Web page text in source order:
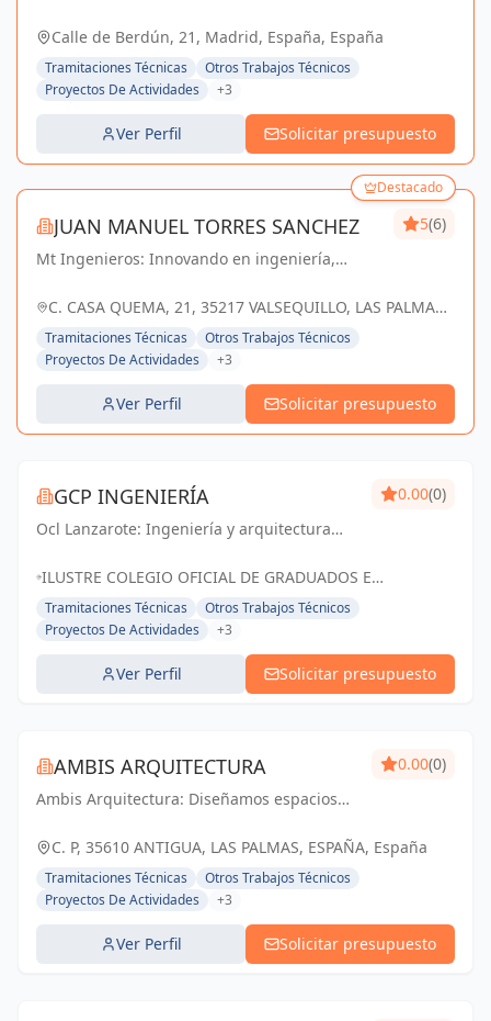
Nueva.
Calle de Berdún, 21, Madrid, España, España
Tramitaciones Técnicas
Otros Trabajos Técnicos
Proyectos De Actividades
+3
Ver Perfil Solicitar presupuesto
Destacado
JUAN MANUEL TORRES SANCHEZ
Mt Ingenieros: Innovando en ingeniería,
Palmas y Valsequillo de Gran Canaria.
5(6)
C. CASA QUEMA, 21, 35217 VALSEQUILLO, LAS PALMAS,
ESPAÑA, España
Tramitaciones Técnicas
Otros Trabajos Técnicos
Proyectos De Actividades
+3
Ver Perfil Solicitar presupuesto
GCP INGENIERÍA
Ocl Lanzarote: Ingeniería y arquitectura
excepcionales.
0.00(0)
ILUSTRE COLEGIO OFICIAL DE GRADUADOS E
INGENIEROS TÉCNICOS INDUSTRIALES DE LAS PALMAS,
C. TRIANA, 99, 35509 ARRECIFE, ESPAÑA, España
Tramitaciones Técnicas
Otros Trabajos Técnicos
Proyectos De Actividades
+3
Ver Perfil Solicitar presupuesto
AMBIS ARQUITECTURA
Ambis Arquitectura: Diseñamos espacios
transformando realidades.
0.00(0)
C. P, 35610 ANTIGUA, LAS PALMAS, ESPAÑA, España
Tramitaciones Técnicas
Otros Trabajos Técnicos
Proyectos De Actividades
+3
Ver Perfil Solicitar presupuesto